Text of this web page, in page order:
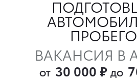
ВАКАНСИЯ В
ОТ 30 000 ₽ ДО